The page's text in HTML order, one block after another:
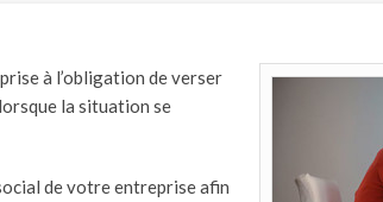
à l’obligation de verser
la situation se
de votre entreprise afin